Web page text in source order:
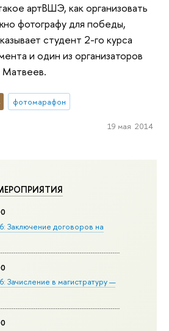
Заключение договоров на
Зачисление в магистратуру —
артВШЭ, как организовать
фотографу для победы,
студент 2-го курса
и один из организаторов
Матвеев.
фотомарафон
19 мая 2014